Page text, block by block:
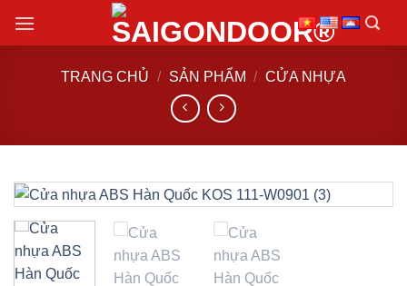
đến
TRANG CHỦ / SẢN PHẨM / CỬA NHỰA